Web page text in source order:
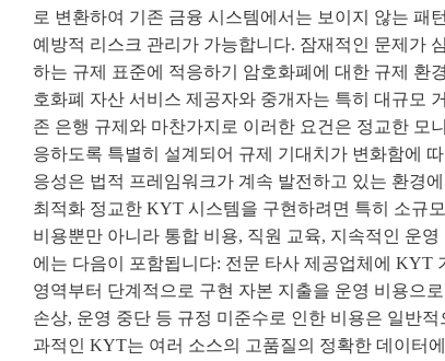
로 변환하여 기존 금융 시스템에서는 보이지 않는 패
예방적 리스크 관리가 가능합니다. 잠재적인 문제가
하는 규제 표준에 적응하기 암호화폐에 대한 규제 환
호화폐 자산 서비스 제공자와 중개자는 특히 대규모
존 은행 규제와 마찬가지로 이러한 요건은 정교한 모
응하도록 특별히 설계되어 규제 기대치가 변화함에
응성은 법적 프레임워크가 계속 발전하고 있는 환경
최적화 정교한 KYT 시스템을 구현하려면 특히 소규
비용뿐만 아니라 통합 비용, 직원 교육, 지속적인 운
에는 다음이 포함됩니다: 전문 타사 제공업체에 KYT
영역부터 단계적으로 구현 자본 지출을 운영 비용으
손상, 운영 중단 등 규정 미준수로 인한 비용은 일반
과적인 KYT는 여러 소스의 고품질의 정확한 데이터